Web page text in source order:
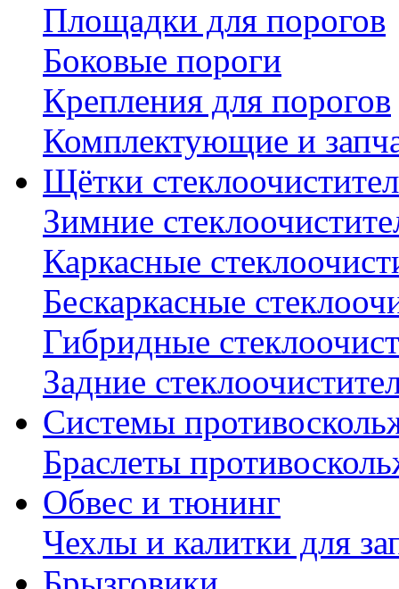
Площадки для порогов
Боковые пороги
Крепления для порогов
Комплектующие и
Щётки
Зимние
Каркасные
Бескаркасные
Гибридные
Задние
Системы
Браслеты
Обвес и тюнинг
Чехлы и калитки для